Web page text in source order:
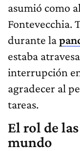
asumió como
Fontevecchia.
durante la
estaba
interrupción
agradecer al
tareas.
El rol de
mundo